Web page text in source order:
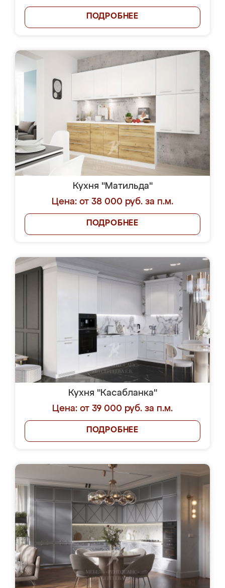
ПОДРОБНЕЕ
Кухня "Матильда"
Цена: от 38 000 руб. за п.м.
ПОДРОБНЕЕ
Кухня "Касабланка"
Цена: от 39 000 руб. за п.м.
ПОДРОБНЕЕ